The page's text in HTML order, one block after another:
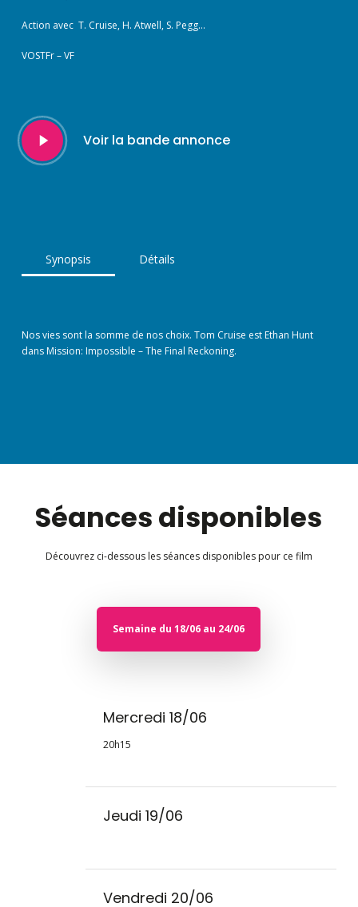
Action avec T. Cruise, H. Atwell, S. Pegg…
VOSTFr – VF
Play
Video
Voir la bande annonce
Synopsis Détails
Nos vies sont la somme de nos choix. Tom Cruise est Ethan Hunt
dans Mission: Impossible – The Final Reckoning.
Séances disponibles
Découvrez ci-dessous les séances disponibles pour ce film
Semaine du 18/06 au 24/06
Mercredi 18/06
20h15
Jeudi 19/06
Vendredi 20/06